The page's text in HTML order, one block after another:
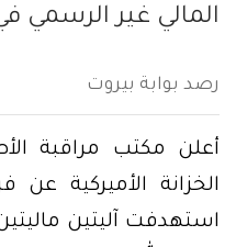
المالي غير الرسمي
رصد بوابة بيروت
أعلن مكتب مراقبة
الخزانة الأميركية
استهدفت آليتين